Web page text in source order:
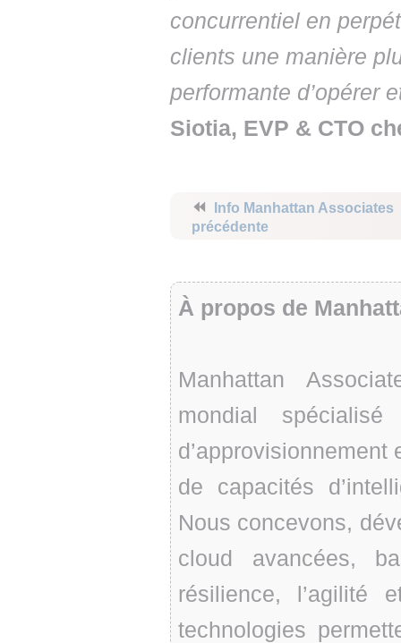
concurrentiel en
clients une manière
performante d’opérer
Siotia, EVP & CTO
⏪
Info Manhattan Associates
précédente
À propos de
Manhattan
mondial
de capacités
Nous concevons,
cloud avancées,
résilience, l’agilité
technologies